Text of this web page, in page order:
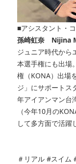
■アシスタント・
孫崎虹奈 Nijina
ジュニア時代から
本選手権にも出場
権（KONA）出場
ジ」にサポートス
年アイアンマン台
（今年10月の
して多方面で活躍
＃リアル #スイム